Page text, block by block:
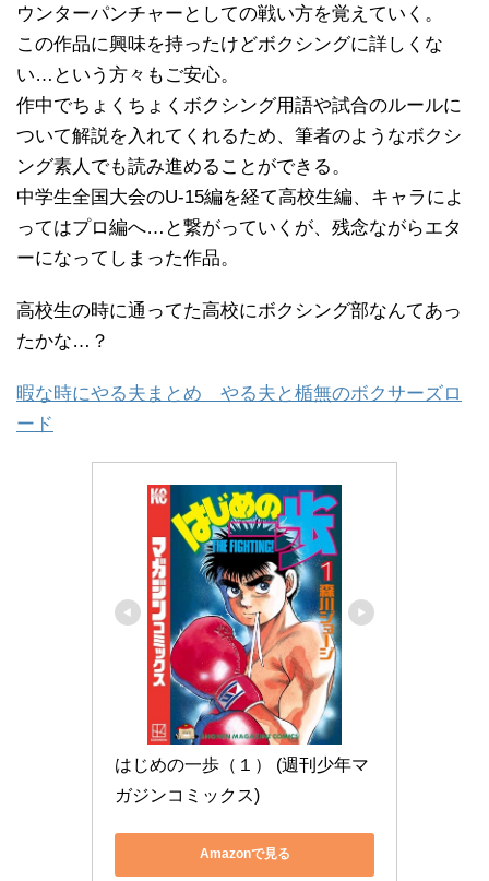
ウンターパンチャーとしての戦い方を覚えていく。
この作品に興味を持ったけどボクシングに詳しくな
い…という方々もご安心。
作中でちょくちょくボクシング用語や試合のルールに
ついて解説を入れてくれるため、筆者のようなボクシ
ング素人でも読み進めることができる。
中学生全国大会のU‐15編を経て高校生編、キャラによ
ってはプロ編へ…と繋がっていくが、残念ながらエタ
ーになってしまった作品。
高校生の時に通ってた高校にボクシング部なんてあっ
たかな…？
暇な時にやる夫まとめ やる夫と楯無のボクサーズロ
ード
はじめの一歩（１） (週刊少年マ
ガジンコミックス)
Amazonで見る